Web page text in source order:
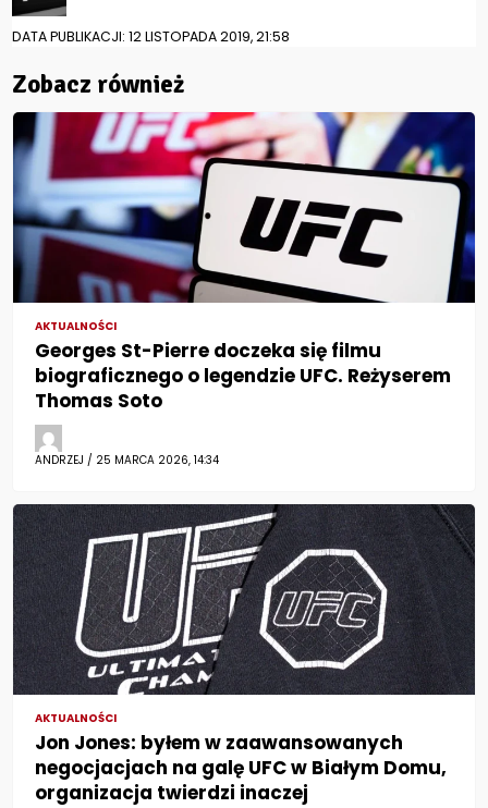
DATA PUBLIKACJI: 12 LISTOPADA 2019, 21:58
Zobacz również
AKTUALNOŚCI
Georges St-Pierre doczeka się filmu
biograficznego o legendzie UFC. Reżyserem
Thomas Soto
ANDRZEJ / 25 MARCA 2026, 14:34
AKTUALNOŚCI
Jon Jones: byłem w zaawansowanych
negocjacjach na galę UFC w Białym Domu,
organizacja twierdzi inaczej